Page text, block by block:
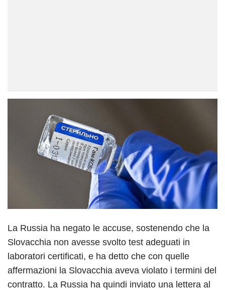
La Russia ha negato le accuse, sostenendo che la
Slovacchia non avesse svolto test adeguati in
laboratori certificati, e ha detto che con quelle
affermazioni la Slovacchia aveva violato i termini del
contratto. La Russia ha quindi inviato una lettera al